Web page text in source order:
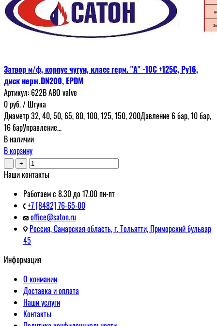
Затвор м/ф, корпус чугун, класс герм. "А" -10С +125С, Ру16,
диск нерж.DN200, EPDM
Артикул: 622В ABO valve
0руб./ Штука
Диаметр 32, 40, 50, 65, 80, 100, 125, 150, 200Давление 6 бар, 10 бар,
16 барУправление...
В наличии
В корзину
- +
Наши контакты
Работаем с 8.30 до 17.00 пн-пт
+7 [8482] 76-65-00
office@saton.ru
Россия, Самарская область, г. Тольятти, Приморский бульвар
45
Информация
О конмании
Доставка и оплата
Наши услуги
Контакты